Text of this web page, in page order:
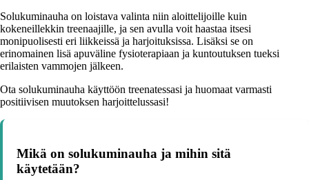
Solukuminauha on loistava valinta niin aloittelijoille kuin
kokeneillekkin treenaajille, ja sen avulla voit haastaa itsesi
monipuolisesti eri liikkeissä ja harjoituksissa. Lisäksi se on
erinomainen lisä apuväline fysioterapiaan ja kuntoutuksen tueksi
erilaisten vammojen jälkeen.
Ota solukuminauha käyttöön treenatessasi ja huomaat varmasti
positiivisen muutoksen harjoittelussasi!
Mikä on solukuminauha ja mihin sitä
käytetään?